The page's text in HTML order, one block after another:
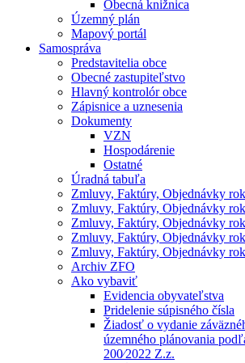
Obecná knižnica
Územný plán
Mapový portál
Samospráva
Predstavitelia obce
Obecné zastupiteľstvo
Hlavný kontrolór obce
Zápisnice a uznesenia
Dokumenty
VZN
Hospodárenie
Ostatné
Úradná tabuľa
Zmluvy, Faktúry, Objednávky
Zmluvy, Faktúry, Objednávky
Zmluvy, Faktúry, Objednávky
Zmluvy, Faktúry, Objednávky
Zmluvy, Faktúry, Objednávky
Archiv ZFO
Ako vybaviť
Evidencia obyvateľstva
Pridelenie súpisného čísla
Žiadosť o vydanie
územného plánovania
200⁄2022 Z.z.